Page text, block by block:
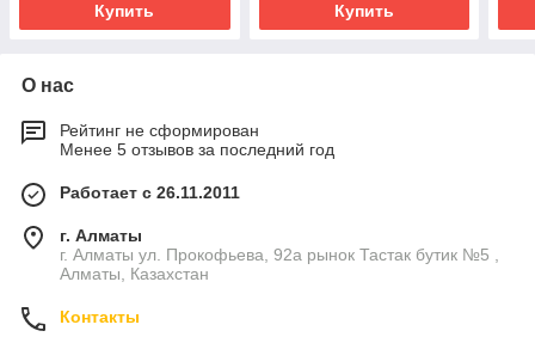
Купить Купить
О нас
Рейтинг не сформирован
Менее 5 отзывов за последний год
Работает с 26.11.2011
г. Алматы
г. Алматы ул. Прокофьева, 92а рынок Тастак бутик №5 ,
Алматы, Казахстан
Контакты